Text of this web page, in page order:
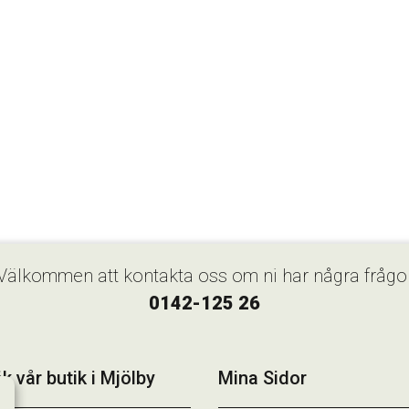
att kontakta oss om ni har några
0142-125 26
vår butik i Mjölby Mina Sidor